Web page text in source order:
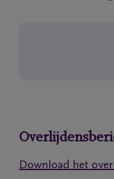
Download het